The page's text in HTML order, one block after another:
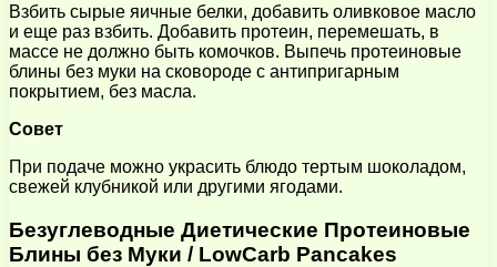
Взбить сырые яичные белки, добавить оливковое масло
и еще раз взбить. Добавить протеин, перемешать, в
массе не должно быть комочков. Выпечь протеиновые
блины без муки на сковороде с антипригарным
покрытием, без масла.
Совет
При подаче можно украсить блюдо тертым шоколадом,
свежей клубникой или другими ягодами.
Безуглеводные Диетические Протеиновые
Блины без Муки / LowCarb Pancakes